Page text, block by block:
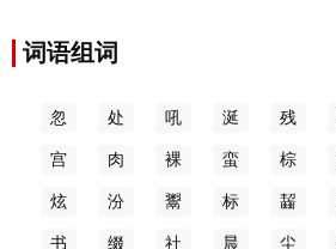
词语组词
忽 处 吼 涎 残
宫 肉 裸 蛮 棕
炫 汾 鬻 标 齧
书 缀 社 晨 尘